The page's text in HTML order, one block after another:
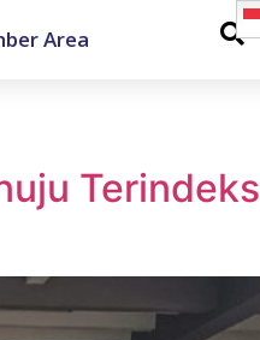
Area
Terindeks